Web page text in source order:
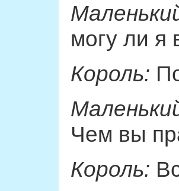
могу ли я
Король:
Чем вы
Король: